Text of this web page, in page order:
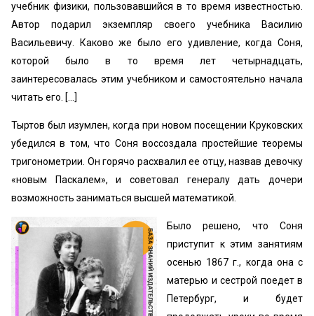
учебник физики, пользовавшийся в то время известностью.
Автор подарил экземпляр своего учебника Василию
Васильевичу. Каково же было его удивление, когда Соня,
которой было в то время лет четырнадцать,
заинтересовалась этим учебником и само­стоятельно начала
читать его. […]
Тыртов был изумлен, когда при новом посещении Круковских
убедился в том, что Соня воссоздала прос­тейшие теоремы
тригонометрии. Он горячо расхвалил ее отцу, назвав девочку
«новым Паскалем», и советовал ге­нералу дать дочери
возможность заниматься высшей математикой.
Было решено, что Соня
приступит к этим занятиям
осенью 1867 г., когда она с
матерью и сестрой поедет в
Петербург, и будет